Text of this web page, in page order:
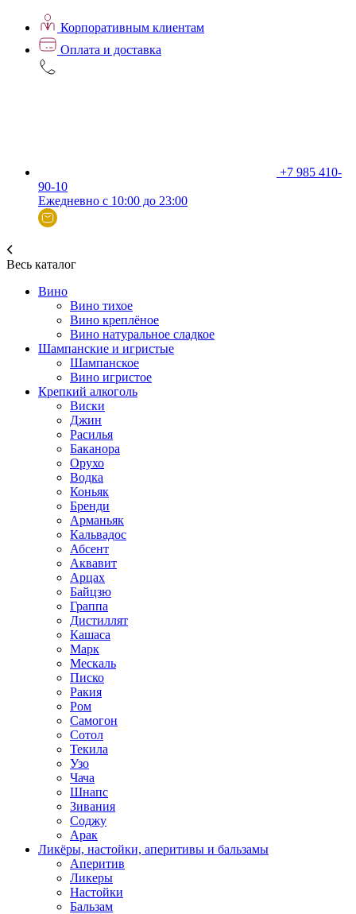
Корпоративным клиентам
Оплата и доставка
+7 985 410-
90-10
Ежедневно с 10:00 до 23:00
Весь каталог
Вино
Вино тихое
Вино креплёное
Вино натуральное сладкое
Шампанские и игристые
Шампанское
Вино игристое
Крепкий алкоголь
Виски
Джин
Расилья
Баканора
Орухо
Водка
Коньяк
Бренди
Арманьяк
Кальвадос
Абсент
Аквавит
Арцах
Байцзю
Граппа
Дистиллят
Кашаса
Марк
Мескаль
Писко
Ракия
Ром
Самогон
Сотол
Текила
Узо
Чача
Шнапс
Зивания
Соджу
Арак
Ликёры, настойки, аперитивы и бальзамы
Аперитив
Ликеры
Настойки
Бальзам